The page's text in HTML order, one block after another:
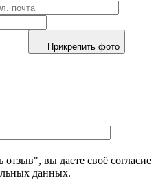
Прикрепить фото
вы даете своё согласие
данных.